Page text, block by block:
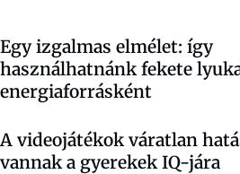
Egy izgalmas elmélet: így
használhatnánk fekete
energiaforrásként
A videojátékok váratlan
vannak a gyerekek IQ-jára